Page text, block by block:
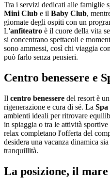
Tra i servizi dedicati alle famiglie
Mini Club e il Baby Club,
giornate degli ospiti con un
L'anfiteatro è il cuore della vita
si concentrano spettacoli e
sono ammessi, così chi viaggia
può farlo senza pensieri.
Centro benessere e
Il centro benessere del resort è
rigenerazione e cura di sé. La Spa
ambienti ideali per ritrovare
in spiaggia o tra le attività
relax completano l'offerta del
desidera una vacanza dinamica
tranquillità.
La posizione, il